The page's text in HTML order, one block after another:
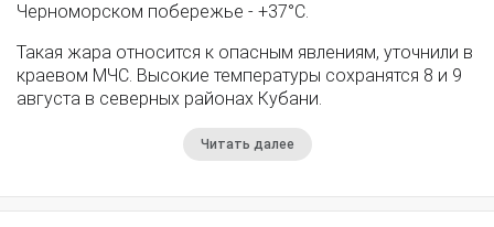
Черноморском побережье - +37°­С.
Такая жара относится к опасным явлениям, уточнили в
краевом МЧС. Высокие температуры сохранятся 8 и 9
августа в северных районах Кубани.
Читать далее